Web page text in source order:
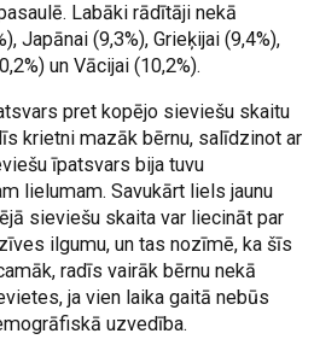
Labāki rādītāji nekā
Japānai (9,3%), Grieķijai (9,4%),
un Vācijai (10,2%).
pret kopējo sieviešu skaitu
krietni mazāk bērnu, salīdzinot ar
īpatsvars bija tuvu
lielumam. Savukārt liels jaunu
sieviešu skaita var liecināt par
ilgumu, un tas nozīmē, ka šīs
radīs vairāk bērnu nekā
ja vien laika gaitā nebūs
uzvedība.